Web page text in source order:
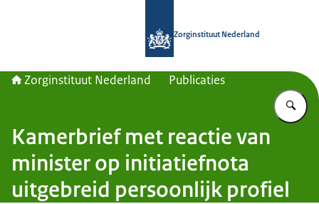
Zorginstituut Nederland
Zorginstituut Nederland Publicaties
Kamerbrief met reactie van
minister op initiatiefnota
uitgebreid persoonlijk profiel